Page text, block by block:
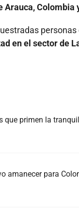
Colombia
en el sector de
que primen la
amanecer para